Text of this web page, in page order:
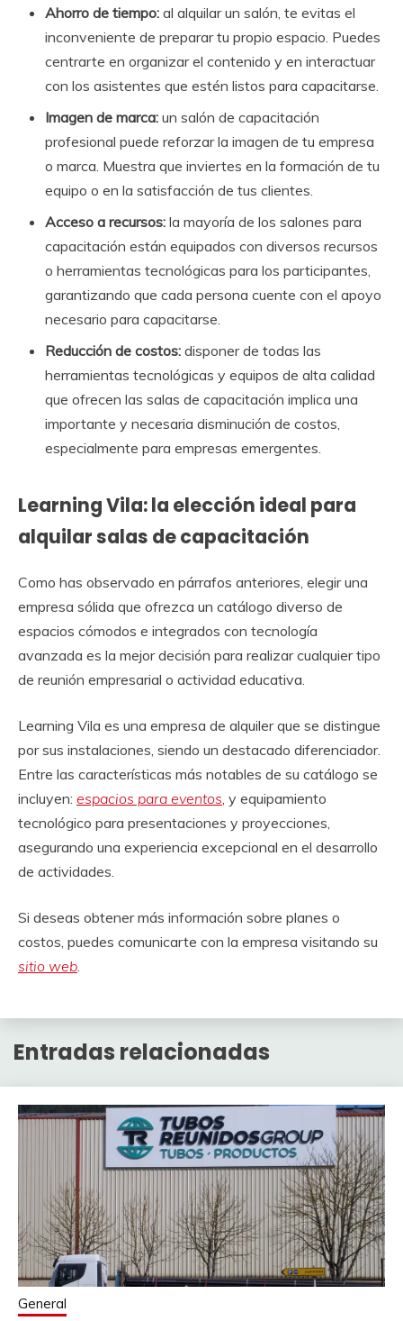
Ahorro de tiempo: al alquilar un salón, te evitas el
inconveniente de preparar tu propio espacio. Puedes
centrarte en organizar el contenido y en interactuar
con los asistentes que estén listos para capacitarse.
Imagen de marca: un salón de capacitación
profesional puede reforzar la imagen de tu empresa
o marca. Muestra que inviertes en la formación de tu
equipo o en la satisfacción de tus clientes.
Acceso a recursos: la mayoría de los salones para
capacitación están equipados con diversos recursos
o herramientas tecnológicas para los participantes,
garantizando que cada persona cuente con el apoyo
necesario para capacitarse.
Reducción de costos: disponer de todas las
herramientas tecnológicas y equipos de alta calidad
que ofrecen las salas de capacitación implica una
importante y necesaria disminución de costos,
especialmente para empresas emergentes.
Learning Vila: la elección ideal para
alquilar salas de capacitación
Como has observado en párrafos anteriores, elegir una
empresa sólida que ofrezca un catálogo diverso de
espacios cómodos e integrados con tecnología
avanzada es la mejor decisión para realizar cualquier tipo
de reunión empresarial o actividad educativa.
Learning Vila es una empresa de alquiler que se distingue
por sus instalaciones, siendo un destacado diferenciador.
Entre las características más notables de su catálogo se
incluyen: espacios para eventos, y equipamiento
tecnológico para presentaciones y proyecciones,
asegurando una experiencia excepcional en el desarrollo
de actividades.
Si deseas obtener más información sobre planes o
costos, puedes comunicarte con la empresa visitando su
sitio web.
Entradas relacionadas
General